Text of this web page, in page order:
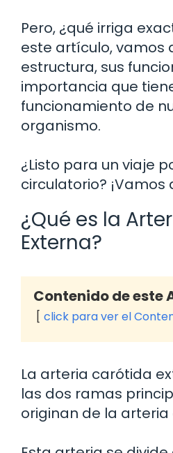
Pero, ¿qué irriga
este artículo, vamos
estructura, sus
importancia que
funcionamiento de
organismo.
¿Listo para un viaje
circulatorio? ¡Vamos
¿Qué es la
Externa?
Contenido de este
click para ver el
La arteria carótida
las dos ramas
originan de la